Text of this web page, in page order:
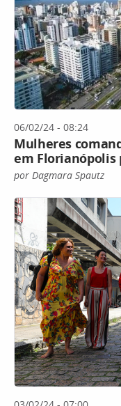
06/02/24 - 08:24
Mulheres
em Florianópolis
por Dagmara Spautz